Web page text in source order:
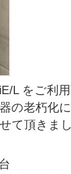
L をご利
の老朽化
て頂きま